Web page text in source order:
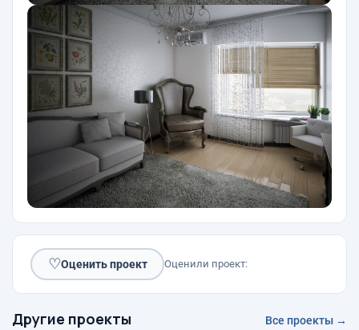
♡Оценить проект Оценили проект:
Другие проекты Все проекты →